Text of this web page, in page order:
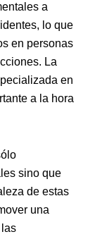
a
lo que
en personas
La
en
a la hora
sino que
de estas
una